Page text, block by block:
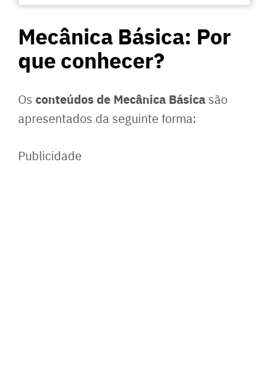
Mecânica Básica: Por
que conhecer?
Os conteúdos de Mecânica Básica são
apresentados da seguinte forma:
Publicidade